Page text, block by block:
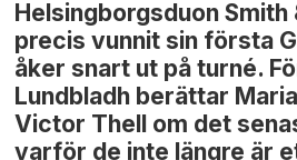
Helsingborgsduon Smith
precis vunnit sin första
åker snart ut på turné.
Lundbladh berättar
Victor Thell om det
varför de inte längre är